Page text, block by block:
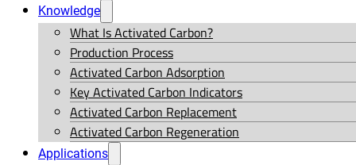
Knowledge
What Is Activated Carbon?
Production Process
Activated Carbon Adsorption
Key Activated Carbon Indicators
Activated Carbon Replacement
Activated Carbon Regeneration
Applications